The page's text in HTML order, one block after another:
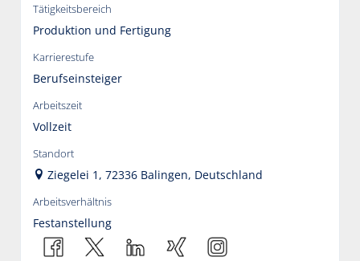
Tätigkeitsbereich
Produktion und Fertigung
Karrierestufe
Berufseinsteiger
Arbeitszeit
Vollzeit
Standort
Ziegelei 1, 72336 Balingen, Deutschland
Arbeitsverhältnis
Festanstellung